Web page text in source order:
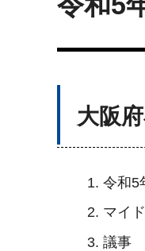
大阪
令和5
マイ
議事